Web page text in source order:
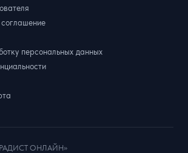
соглашение
персональных данных
ОНЛАЙН»